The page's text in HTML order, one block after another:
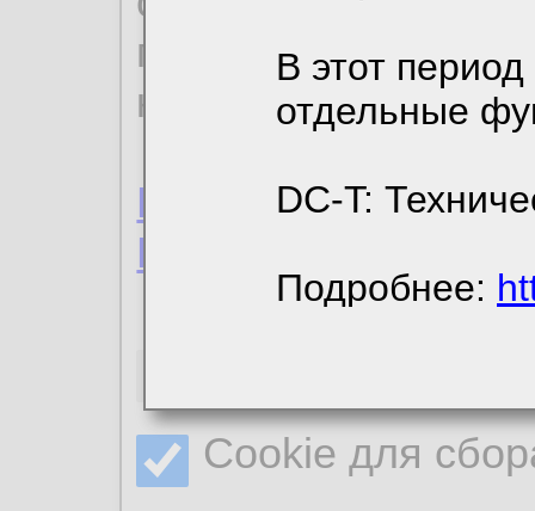
В этот
отдельные
DC-T:
Подробнее:
пользовательским
Пользовательское
Политика
Cookie для